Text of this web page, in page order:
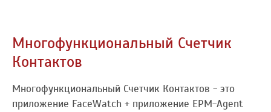
Многофункциональный Счетчик
Контактов
Многофункциональный Счетчик Контактов - это
приложение FaceWatch + приложение EPM-Agent